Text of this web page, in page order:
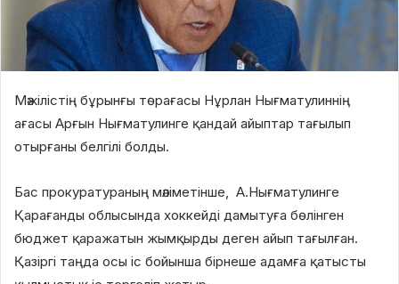
Мәжілістің бұрынғы төрағасы Нұрлан Нығматулиннің
ағасы Арғын Нығматулинге қандай айыптар тағылып
отырғаны белгілі болды.
Бас прокуратураның мәліметінше, А.Нығматулинге
Қарағанды облысында хоккейді дамытуға бөлінген
бюджет қаражатын жымқырды деген айып тағылған.
Қазіргі таңда осы іс бойынша бірнеше адамға қатысты